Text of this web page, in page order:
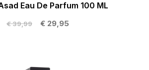
Eau De Parfum 100 ML
€ 29,95
€ 39,99